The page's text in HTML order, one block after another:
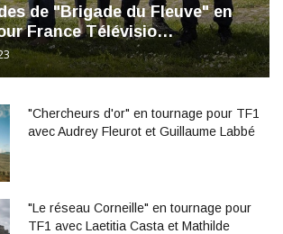
de "Brigade du Fleuve" en
France Télévisio…
"Chercheurs d'or" en tournage pour TF1
avec Audrey Fleurot et Guillaume Labbé
"Le réseau Corneille" en tournage pour
TF1 avec Laetitia Casta et Mathilde